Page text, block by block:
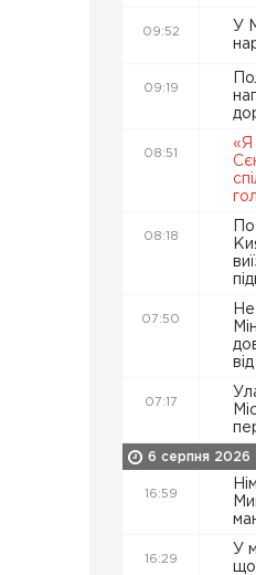
09:52
У
09:19
08:51
«Я
08:18
07:50
07:17
6 серпня 2026
16:59
16:29
У
що